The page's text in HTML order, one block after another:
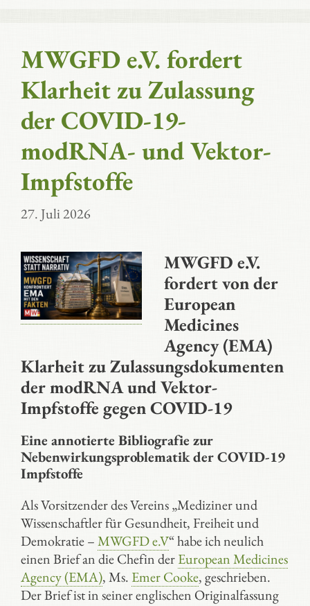
MWGFD e.V. fordert
Klarheit zu Zulassung
der COVID-19-
modRNA- und Vektor-
Impfstoffe
27. Juli 2026
MWGFD e.V.
fordert von der
European
Medicines
Agency(EMA)
Klarheitzu Zulassungsdokumenten
der modRNA und Vektor-
Impfstoffe gegen COVID-19
Eine annotierte Bibliografie zur
Nebenwirkungsproblematik der COVID-19
Impfstoffe
Als Vorsitzender des Vereins „Mediziner und
Wissenschaftler für Gesundheit, Freiheit und
Demokratie –MWGFD e.V“ habe ich neulich
einen Brief an die Chefin derEuropean Medicines
Agency (EMA), Ms. Emer Cooke, geschrieben.
Der Brief ist in seiner englischen Originalfassung